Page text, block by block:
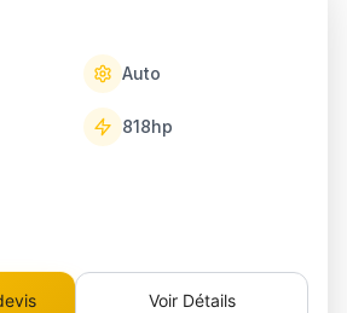
Auto
818hp
Voir Détails